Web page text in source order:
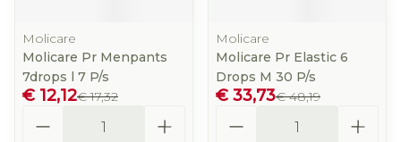
Molicare
Molicare Pr Menpants
7drops l 7 P/s
€ 17,32
€ 12,12
Molicare
Molicare Pr Elastic 6
Drops M 30 P/s
€ 48,19
€ 33,73